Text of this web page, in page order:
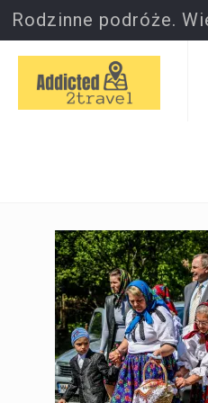
Rodzinne podróże.